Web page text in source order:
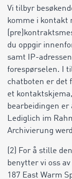
Vi tilbyr
komme i kontakt
du oppgir
samt IP-
forespørselen. I
chatboten er det
et
bearbeidingen
Lediglich im
Archivierung
(2) For å stille
benytter vi oss
187 East Warm